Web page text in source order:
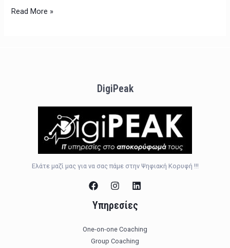
Read More »
DigiPeak
Ελάτε μαζί μας για να σας πάμε στην Ψηφιακή Κορυφή !!!
Υπηρεσίες
One-on-one Coaching
Group Coaching